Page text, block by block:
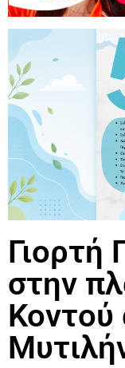
Γιορτή
στην